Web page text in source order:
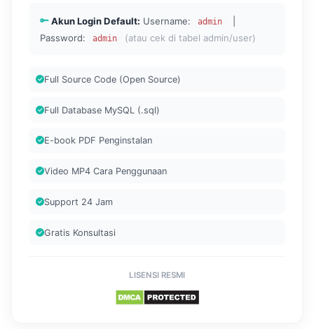
Akun Login Default: Username: admin
Password:
admin (atau cek di tabel admin/user)
Full Source Code (Open Source)
Full Database MySQL (.sql)
E-book PDF Penginstalan
Video MP4 Cara Penggunaan
Support 24 Jam
Gratis Konsultasi
LISENSI RESMI